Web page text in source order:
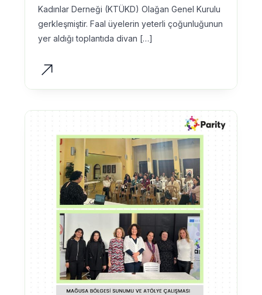
Kadınlar Derneği (KTÜKD) Olağan Genel Kurulu
gerkleşmiştir. Faal üyelerin yeterli çoğunluğunun
yer aldığı toplantıda divan […]